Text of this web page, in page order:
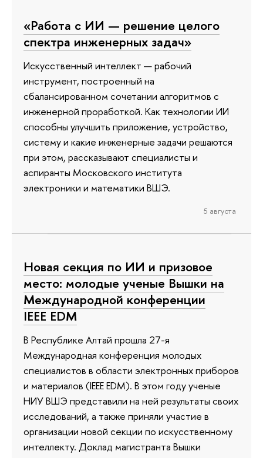
«Работа с ИИ — решение целого
спектра инженерных задач»
Искусственный интеллект — рабочий
инструмент, построенный на
сбалансированном сочетании алгоритмов с
инженерной проработкой. Как технологии ИИ
способны улучшить приложение, устройство,
систему и какие инженерные задачи решаются
при этом, рассказывают специалисты и
аспиранты Московского института
электроники и математики ВШЭ.
5 августа
Новая секция по ИИ и призовое
место: молодые ученые Вышки на
Международной конференции
IEEE EDM
В Республике Алтай прошла 27-я
Международная конференция молодых
специалистов в области электронных приборов
и материалов (IEEE EDM). В этом году ученые
НИУ ВШЭ представили на ней результаты своих
исследований, а также приняли участие в
организации новой секции по искусственному
интеллекту. Доклад магистранта Вышки